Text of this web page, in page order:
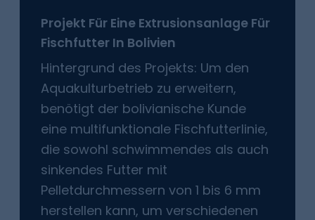
Projekt Für Eine Extrusionsanlage Für
Fischfutter In Bolivien
Hintergrund des Projekts: Um den
Aquakulturbetrieb zu erweitern,
benötigt der bolivianische Kunde
eine multifunktionale Fischfutterlinie,
die sowohl schwimmendes als auch
sinkendes Futter mit
Pelletdurchmessern von 1 bis 6 mm
herstellen kann, um verschiedenen